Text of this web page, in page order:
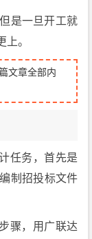
是一旦开工就
。
文章全部内
任务，首先是
制招投标文件
骤，用广联达